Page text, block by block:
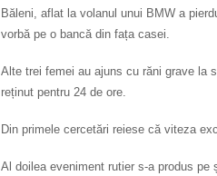
Băleni, aflat la volanul unui BMW a
vorbă pe o bancă din fața casei.
Alte trei femei au ajuns cu răni grave la
reținut pentru 24 de ore.
Din primele cercetări reiese că viteza
Al doilea eveniment rutier s-a produs